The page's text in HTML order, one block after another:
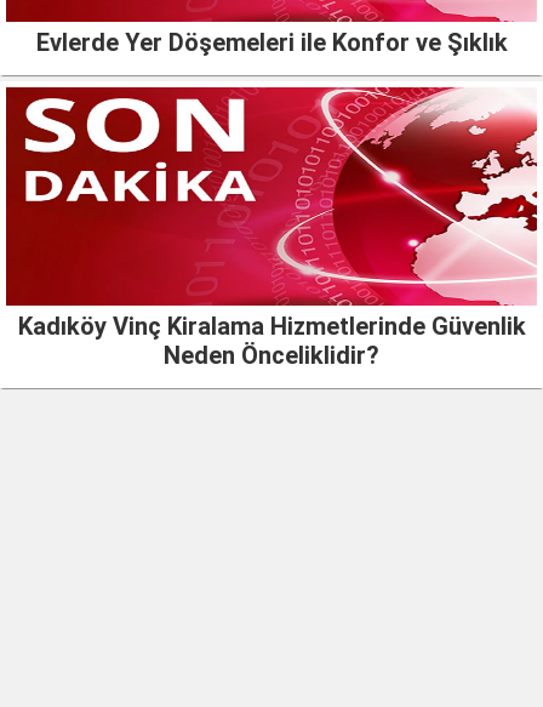
Evlerde Yer Döşemeleri ile Konfor ve Şıklık
Kadıköy Vinç Kiralama Hizmetlerinde Güvenlik
Neden Önceliklidir?